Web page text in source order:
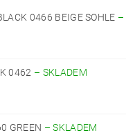
0466 BEIGE SOHLE –
0462 – SKLADEM
GREEN –SKLADEM